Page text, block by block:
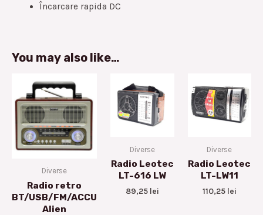
Încarcare rapida DC
You may also like…
Diverse
Radio retro
BT/USB/FM/ACCU
Alien
Diverse
Radio Leotec
LT-616 LW
89,25 lei
Diverse
Radio Leotec
LT-LW11
110,25 lei